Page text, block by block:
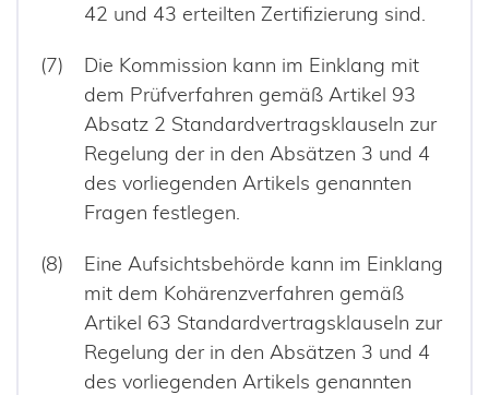
42 und 43 erteilten Zertifizierung sind.
Die Kommission kann im Einklang mit
dem Prüfverfahren gemäß Artikel 93
Absatz 2 Standardvertragsklauseln zur
Regelung der in den Absätzen 3 und 4
des vorliegenden Artikels genannten
Fragen festlegen.
Eine Aufsichtsbehörde kann im Einklang
mit dem Kohärenzverfahren gemäß
Artikel 63 Standardvertragsklauseln zur
Regelung der in den Absätzen 3 und 4
des vorliegenden Artikels genannten